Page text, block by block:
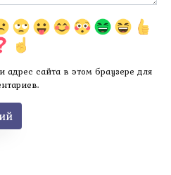
адрес сайта в этом браузере для